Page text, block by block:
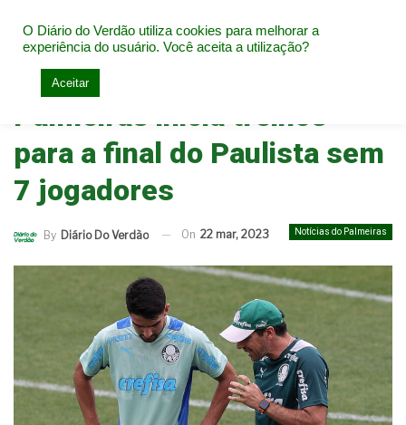
Home Notícias do Palmeiras
Palmeiras inicia treinos
para a final do Paulista sem
7 jogadores
Notícias do Palmeiras
By Diário Do Verdão On 22 mar, 2023
O Diário do Verdão utiliza cookies para melhorar a
experiência do usuário. Você aceita a utilização?
Aceitar